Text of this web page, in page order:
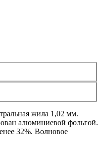
жила 1,02 мм.
алюминиевой фольгой.
32%. Волновое